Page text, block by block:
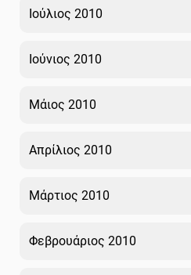
Ιούλιος 2010
Ιούνιος 2010
Μάιος 2010
Απρίλιος 2010
Μάρτιος 2010
Φεβρουάριος 2010